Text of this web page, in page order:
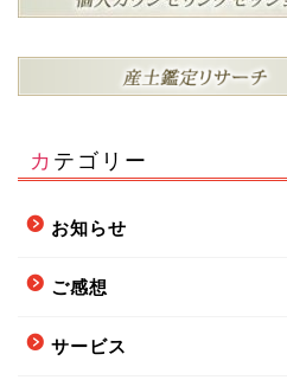
カテゴリー
お知らせ
ご感想
サービス